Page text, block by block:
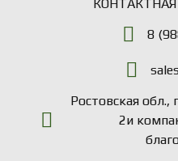
8
Ростовская обл.,
2и